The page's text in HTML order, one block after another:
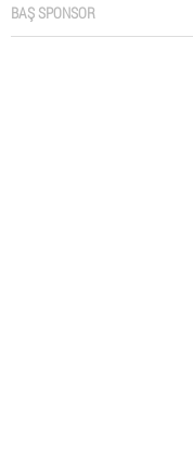
BAŞ SPONSOR